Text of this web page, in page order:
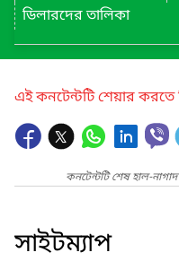
ডিলারদের তালিকা
এই কনটেন্টটি শেয়ার
কনটেন্টটি শেষ হাল-
সাইটম্যাপ